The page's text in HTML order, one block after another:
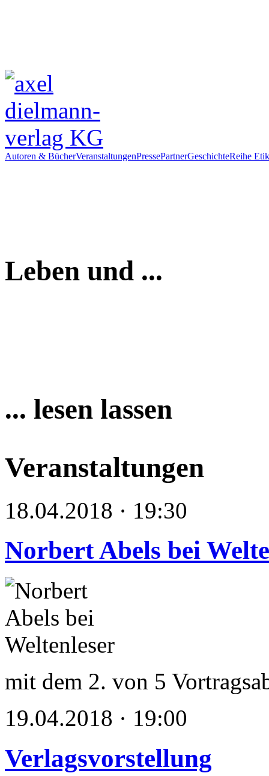
Autoren & BücherVeranstaltungenPressePartnerGeschichteReihe
Leben und ...
... lesen lassen
Veranstaltungen
18.04.2018 · 19:30
Norbert Abels bei
mit dem 2. von 5
19.04.2018 · 19:00
Verlagsvorstellung